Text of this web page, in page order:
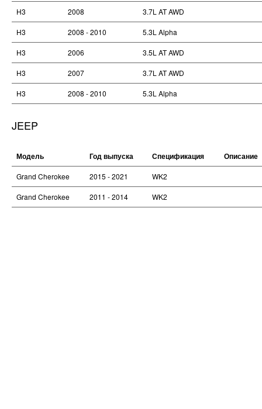
H3 2008 3.7L AT AWD
H3 2008 - 2010 5.3L Alpha
H3 2006 3.5L AT AWD
H3 2007 3.7L AT AWD
H3 2008 - 2010 5.3L Alpha
JEEP
Модель Год выпуска Спецификация Описание
Grand Cherokee 2015 - 2021 WK2
Grand Cherokee 2011 - 2014 WK2